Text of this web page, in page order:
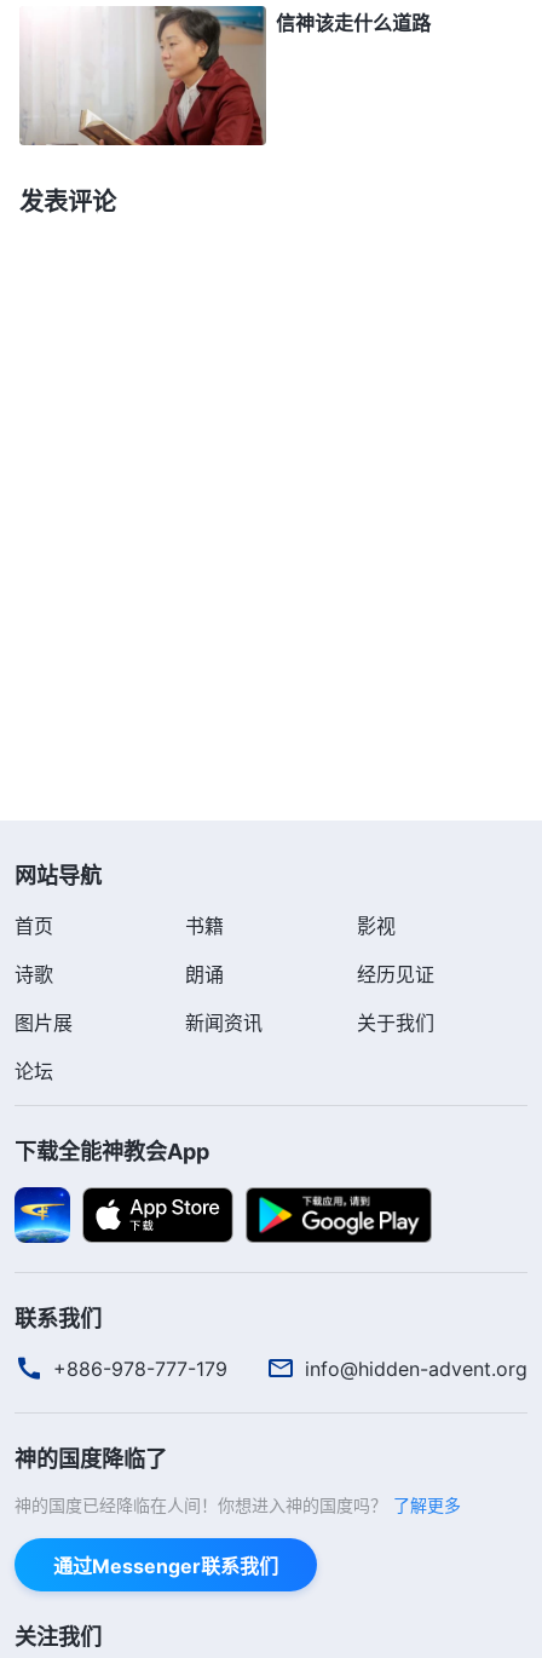
崇尚名利的撒但丑相。撒但用“人过留名，雁过留声”
“钱不是万能的，但没有钱是万万不能的”“有钱能使
鬼推磨”等毒素来迷惑我们，使我们受它的苦害，产
生错谬的人生观、价值观，我们都把名利看得高于一
坏。现在我们老师没有职业道德，利用各种名目收取
上，学校领导对明年的班主任的安排又按常理说明了
一遍：原班主任“准备”继续连任的，就申请“争取”……
我知道学校领导这样说就是暗示我们送礼的时候到
了。面临明年还任不任班主任一职的现实问题，我陷
入了熬炼之中，不知如何取舍，心想：“如果我选择
满足神，放弃做班主任，那不但要失去钱财，而且还
送礼，随从他们敲诈学生的钱财，但放弃做班主任我
又有点放不下钱财……”于是我向神祷告寻求，并在聚
会中把自己的实际难处跟弟兄姊妹交通，负责人说：
“我们一起来看看神的话。全能神说：‘
道这样的人生太痛苦了，这样的人间太黑暗了，但你
信神该走什么道路
发表评论
网站导航
首页 书籍
影视
诗歌
朗诵
经历见证
图片展
新闻资讯
关于我们
论坛
下载全能神教会App
联系我们
+886-978-777-179 info@hidden-advent.org
神的国度降临了
神的国度已经降临在人间！你想进入神的国度吗？ 了解更多
通过Messenger联系我们
关注我们